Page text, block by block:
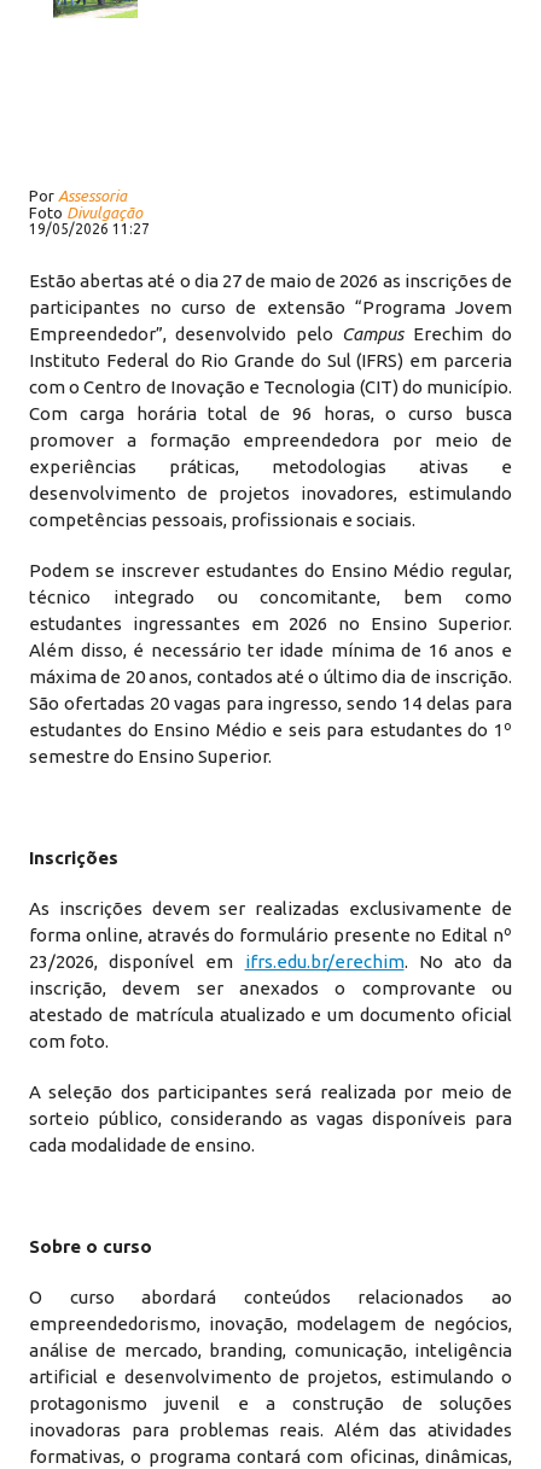
Por Assessoria
Foto Divulgação
19/05/2026 11:27
Estão abertas até o dia 27 de maio de 2026 as inscrições de
participantes no curso de extensão “Programa Jovem
Empreendedor”, desenvolvido pelo CampusErechim do
Instituto Federal do Rio Grande do Sul (IFRS) em parceria
com o Centro de Inovação e Tecnologia (CIT) do município.
Com carga horária total de 96 horas, o curso busca
promover a formação empreendedora por meio de
experiências práticas, metodologias ativas e
desenvolvimento de projetos inovadores, estimulando
competências pessoais, profissionais e sociais.
Podem se inscrever estudantes do Ensino Médio regular,
técnico integrado ou concomitante, bem como
estudantes ingressantes em 2026 no Ensino Superior.
Além disso, é necessário ter idade mínima de 16 anos e
máxima de 20 anos, contados até o último dia de inscrição.
São ofertadas 20 vagas para ingresso, sendo 14 delas para
estudantes do Ensino Médio e seis para estudantes do 1º
semestre do Ensino Superior.
Inscrições
As inscrições devem ser realizadas exclusivamente de
forma online, através do formulário presente no Edital nº
23/2026, disponível em ifrs.edu.br/erechim. No ato da
inscrição, devem ser anexados o comprovante ou
atestado de matrícula atualizado e um documento oficial
com foto.
A seleção dos participantes será realizada por meio de
sorteio público, considerando as vagas disponíveis para
cada modalidade de ensino.
Sobre o curso
O curso abordará conteúdos relacionados ao
empreendedorismo, inovação, modelagem de negócios,
análise de mercado, branding, comunicação, inteligência
artificial e desenvolvimento de projetos, estimulando o
protagonismo juvenil e a construção de soluções
inovadoras para problemas reais. Além das atividades
formativas, o programa contará com oficinas, dinâmicas,